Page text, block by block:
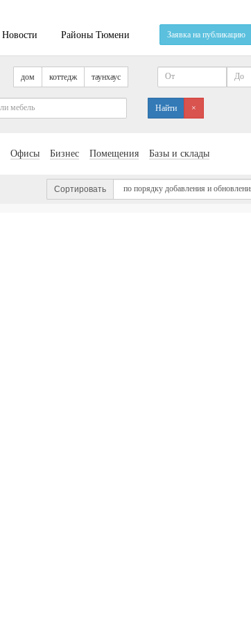
Новости Районы Тюмени Заявка на публикацию
дом коттедж таунхаус
Найти ×
Офисы Бизнес Помещения Базы и склады
Сортировать